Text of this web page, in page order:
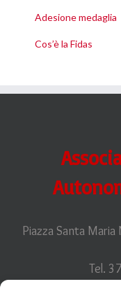
Adesione medaglia
Cos’è la Fidas
Piazza Santa
Tel.